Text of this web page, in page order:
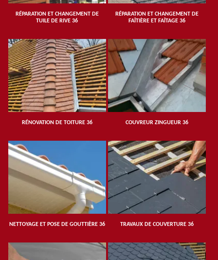
RÉPARATION ET CHANGEMENT DE
TUILE DE RIVE 36
RÉPARATION ET CHANGEMENT DE
FAÎTIÈRE ET FAÎTAGE 36
RÉNOVATION DE TOITURE 36 COUVREUR ZINGUEUR 36
NETTOYAGE ET POSE DE GOUTTIÈRE 36 TRAVAUX DE COUVERTURE 36